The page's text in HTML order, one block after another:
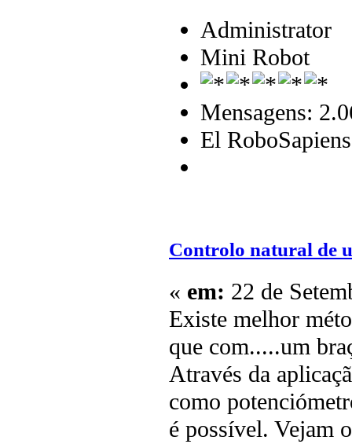
Administrator
Mini Robot
Mensagens:
El RoboSapiens
Controlo natural de
« em: 22 de
Existe melhor
que com.....um
Através da
como
é possível. Vejam